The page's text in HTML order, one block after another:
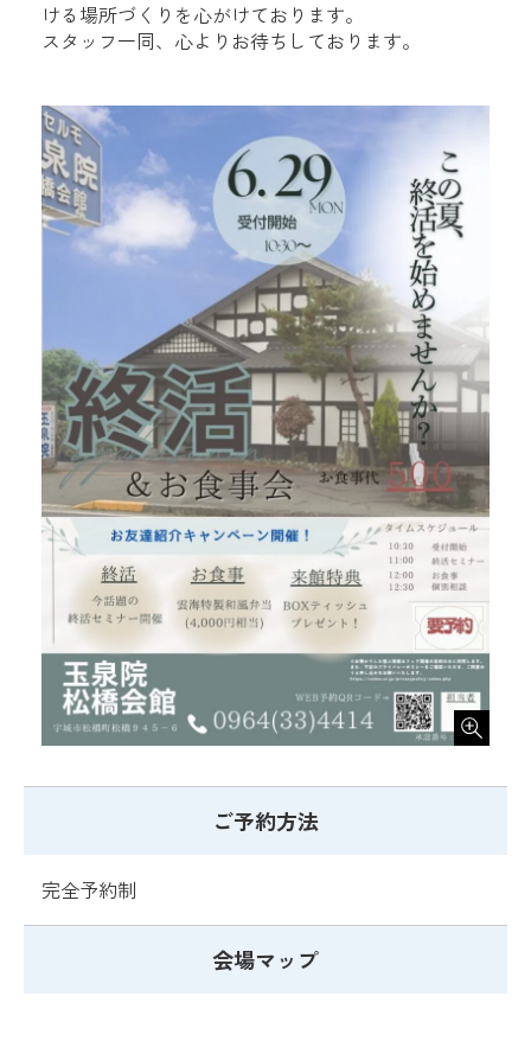
ける場所づくりを心がけております。
スタッフ一同、心よりお待ちしております。
ご予約方法
完全予約制
会場マップ